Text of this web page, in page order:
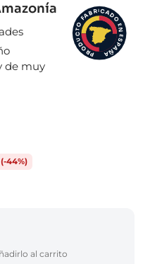
de muy
P
R
O
D
U
C
T
O
FABRICADO
E
N
E
S
P
A
Ñ
A
44%)
al carrito